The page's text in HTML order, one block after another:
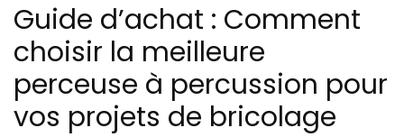
Guide d’achat : Comment
choisir la meilleure
perceuse à percussion pour
vos projets de bricolage